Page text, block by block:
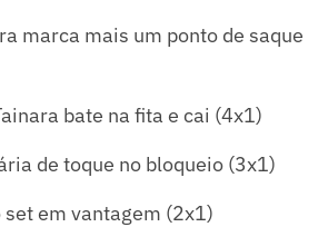
marca mais um ponto de saque
bate na fita e cai (4x1)
de toque no bloqueio (3x1)
em vantagem (2x1)